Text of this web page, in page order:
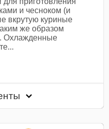
и чесноком (и
вкрутую куриные
же образом
Охлажденные